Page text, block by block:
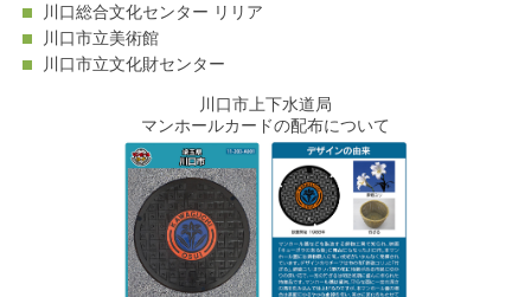
川口総合文化センター リリア
川口市立美術館
川口市立文化財センター
川口市上下水道局
マンホールカードの配布について